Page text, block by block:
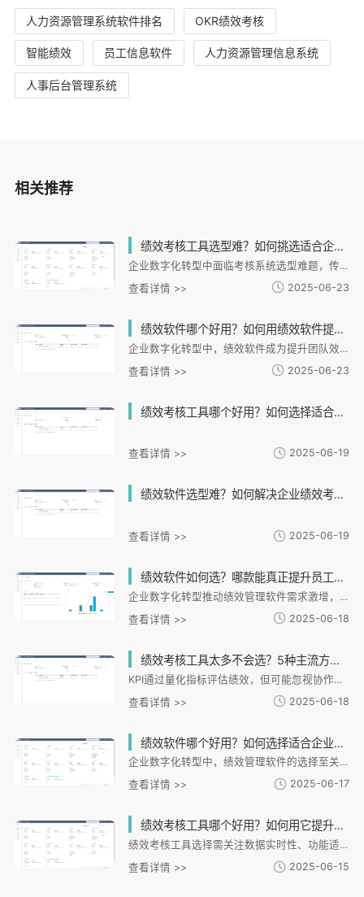
人力资源管理系统软件排名 OKR绩效考核
智能绩效 员工信息软件 人力资源管理信息系统
人事后台管理系统
相关推荐
绩效考核工具选型难？如何挑选适合企业的考核系统？
企业数字化转型中面临考核系统选型难题，传统考核方式效率低且主观性强。选型需关注业务适配性、功能完整性和技术扩展性三大维度，i人事系统通过模板、数据整合和跨平台对接等能力提供解决方案。实施落地需经历需求诊断、方案定制等关键步骤，i人事凭借场景化适配、AI处理等差异化优势，帮助企业提升管理效率40%以上。系统上线后需持续优化指标、数据驱动决策并提升员工体验，将考核转化为价值创造引擎。
查看详情 >>
2025-06-23
绩效软件哪个好用？如何用绩效软件提升团队效率？
企业数字化转型中，绩效软件成为提升团队效能的关键工具。文章从选择标准、应用方法和实践案例三个维度展开：选择绩效软件需关注多维度考核、数据分析和业务适配性；应用时通过目标对齐、过程监控、激励兑现和培训发展四步骤提升效率；并以i人事为例，展示其如何帮助连锁餐饮和物流企业实现绩效优化。文章强调绩效软件需与业务深度融合，通过数据驱动实现管理升级。
查看详情 >>
2025-06-23
绩效考核工具哪个好用？如何选择适合企业的考核系统？
查看详情 >> 2025-06-19
绩效软件选型难？如何解决企业绩效考核痛点与数据不精确问题？
查看详情 >> 2025-06-19
绩效软件如何选？哪款能真正提升员工效率？2025年权威测评
企业数字化转型推动绩效管理软件需求激增，i人事凭借全流程智能解决方案脱颖而出。文章解析绩效软件三大核心功能：目标追踪、数据分析和员工反馈机制，强调i人事的OKR/KPI双模式与360度评估优势。通过智能排班、自动化流程等案例，展示数据驱动如何提升效率30%。选择标准聚焦易用性、安全性和服务响应，i人事以银行级加密和AI预测功能满足需求。作为覆盖10万企业的头部品牌，i人事提供从入职到离职的全周期管理，支持灵活部署方案，助力企业实现数据驱动转型。
查看详情 >>
2025-06-18
绩效考核工具太多不会选？5种主流方法优缺点对比帮你精准避坑
KPI通过量化指标评估绩效，但可能忽视协作创新；OKR鼓励突破性目标，需配套管理文化支撑；360度评估提供多维反馈，但存在主观性风险；MBO强调动态目标调整，依赖管理者指导能力；BSC平衡四个维度，但指标体系复杂。企业应根据发展阶段和业务特性选择工具，避免"工具依赖"误区。数字化系统可整合多种考核方法，实现从结果记录到过程赋能的进阶应用，构建目标-过程-结果三位一体的绩效管理体系。
查看详情 >>
2025-06-18
绩效软件哪个好用？如何选择适合企业的绩效考核系统？
企业数字化转型中，绩效管理软件的选择至关重要。文章从四大核心考量（功能覆盖、操作体验、数据安全、业务适配）指导企业筛选系统，建议通过明确管理目标、评估团队规模、分析行业特性精准定位需求，并分阶段实施落地。重点推荐i人事系统，其全流程智能管理、灵活场景适配、数据驱动决策等优势，可助力不同行业企业实现高效绩效管理，通过案例展示其与生产系统对接提升考核精准度的实际效果。
查看详情 >>
2025-06-17
绩效考核工具哪个好用？如何用它提升员工效率30%？
绩效考核工具选择需关注数据实时性、功能适配性和管理闭环能力。i人事通过智能化工具实现绩效管理透明化、实时化，支持多维度考核模板定制，并将考核结果与培训、晋升等环节衔接。其智能考核设计、多维比对分析和激励政策优化功能，帮助企业提升效率。案例显示，使用i人事的企业员工效能显著提升。工具选对后，还需结合明确考核目标、强化数据应用和建立反馈机制等策略，才能真正发挥价值。
查看详情 >>
2025-06-15